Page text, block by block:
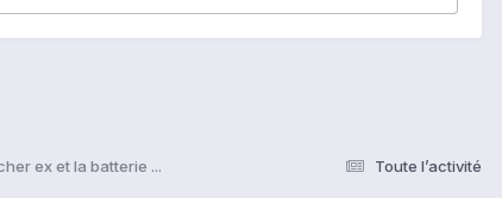
Toute l’activité
ex et la batterie ...